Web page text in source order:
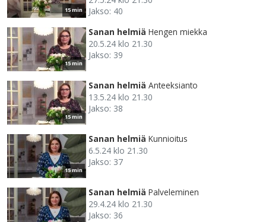
15 min
Jakso: 40
15 min
Sanan helmiä Hengen miekka
20.5.24 klo 21.30
Jakso: 39
15 min
Sanan helmiä Anteeksianto
13.5.24 klo 21.30
Jakso: 38
15 min
Sanan helmiä Kunnioitus
6.5.24 klo 21.30
Jakso: 37
Sanan helmiä Palveleminen
29.4.24 klo 21.30
Jakso: 36